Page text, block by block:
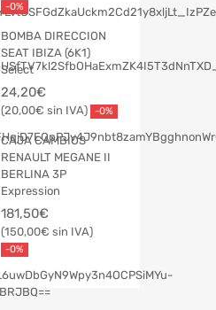
-0%
BOMBA DIRECCION
SEAT IBIZA (6K1)
Select
24,20€
20,00€ -0%
CAJA CAMBIOS
RENAULT MEGANE II
BERLINA 3P
Expression
181,50€
150,00€
-0%